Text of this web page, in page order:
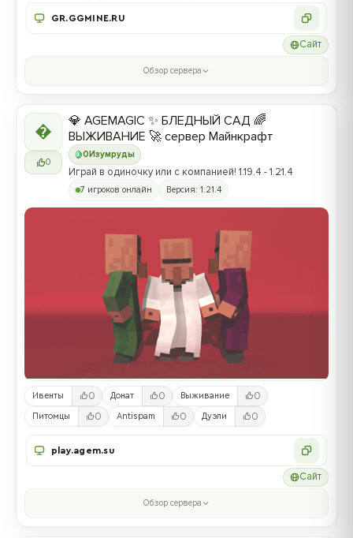
GR.GGMINE.RU
Сайт
Обзор сервера

0
0 Изумруды
💎 AGEMAGIC ✨ БЛЕДНЫЙ САД 🌈
ВЫЖИВАНИЕ 🚀 сервер Майнкрафт
Играй в одиночку или с компанией! 1.19.4 - 1.21.4
7 игроков онлайн Версия: 1.21.4
Ивенты 0 Донат 0 Выживание 0
Питомцы 0 Antispam 0 Дуэли 0
play.agem.su
Сайт
Обзор сервера